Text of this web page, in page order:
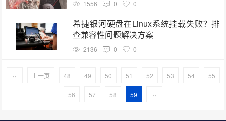
1556 0 0
希捷银河硬盘在Linux系统挂载失败？排
查兼容性问题解决方案
2136 0 0
‹‹ 上一页 48 49 50 51 52 53 54 55
56 57 58 59 ››